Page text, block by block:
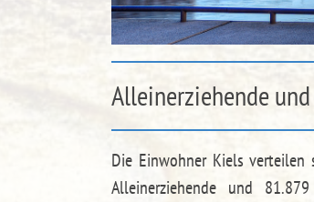
Alleinerziehende
Die Einwohner Kiels
Alleinerziehende und